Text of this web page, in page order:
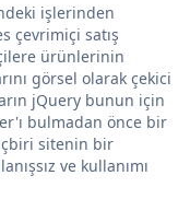
işlerinden
çevrimiçi satış
ürünlerinin
görsel olarak çekici
jQuery bunun için
bulmadan önce bir
sitenin bir
ve kullanımı